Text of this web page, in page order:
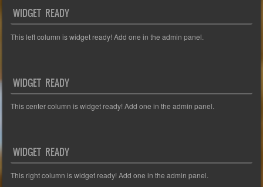
WIDGET READY
This left column is widget ready! Add one in the admin panel.
WIDGET READY
This center column is widget ready! Add one in the admin panel.
WIDGET READY
This right column is widget ready! Add one in the admin panel.